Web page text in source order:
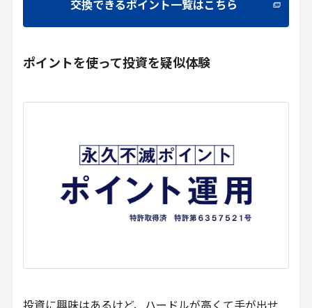
交換できるポイント一覧はこちら
ポイントを使って投資を疑似体験